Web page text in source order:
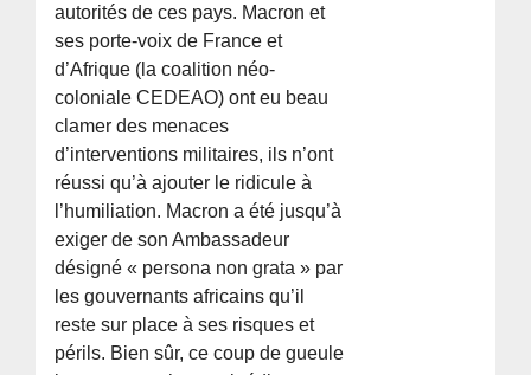
autorités de ces pays. Macron et
ses porte-voix de France et
d’Afrique (la coalition néo-
coloniale CEDEAO) ont eu beau
clamer des menaces
d’interventions militaires, ils n’ont
réussi qu’à ajouter le ridicule à
l’humiliation. Macron a été jusqu’à
exiger de son Ambassadeur
désigné « persona non grata » par
les gouvernants africains qu’il
reste sur place à ses risques et
périls. Bien sûr, ce coup de gueule